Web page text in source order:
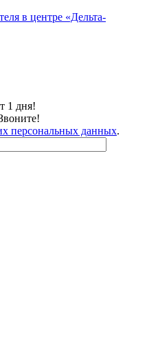
1 дня!
персональных данных.